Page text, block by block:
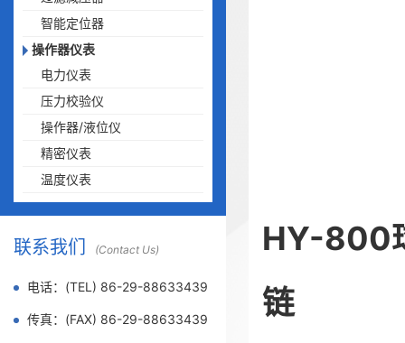
智能定位器
操作器仪表
电力仪表
压力校验仪
操作器/液位仪
精密仪表
温度仪表
联系我们 (Contact Us)
电话：(TEL) 86-29-88633439
传真：(FAX) 86-29-88633439
HY-800
链